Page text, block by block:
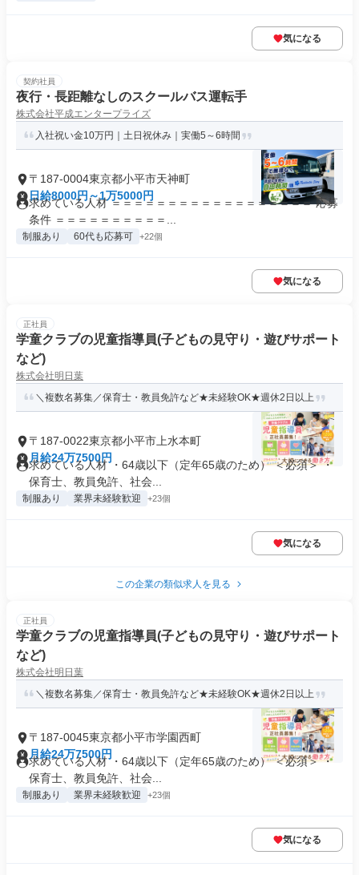
気になる
契約社員
夜行・長距離なしのスクールバス運転手
株式会社平成エンタープライズ
入社祝い金10万円｜土日祝休み｜実働5～6時間
〒187-0004東京都小平市天神町
日給8000円～1万5000円
求めている人材 ＝＝＝＝＝＝＝＝＝＝＝＝＝＝＝＝＝＝ 応募
条件 ＝＝＝＝＝＝＝＝＝＝...
制服あり 60代も応募可 +22個
気になる
正社員
学童クラブの児童指導員(子どもの見守り・遊びサポート
など)
株式会社明日葉
＼複数名募集／保育士・教員免許など★未経験OK★週休2日以上
〒187-0022東京都小平市上水本町
月給24万7500円
求めている人材 ・64歳以下（定年65歳のため） ＜必須＞ ・
保育士、教員免許、社会...
制服あり 業界未経験歓迎 +23個
気になる
この企業の類似求人を見る
正社員
学童クラブの児童指導員(子どもの見守り・遊びサポート
など)
株式会社明日葉
＼複数名募集／保育士・教員免許など★未経験OK★週休2日以上
〒187-0045東京都小平市学園西町
月給24万7500円
求めている人材 ・64歳以下（定年65歳のため） ＜必須＞ ・
保育士、教員免許、社会...
制服あり 業界未経験歓迎 +23個
気になる